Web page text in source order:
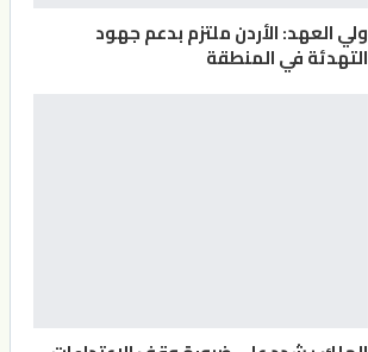
ولي العهد: الأردن ملتزم بدعم جهود
التهدئة في المنطقة